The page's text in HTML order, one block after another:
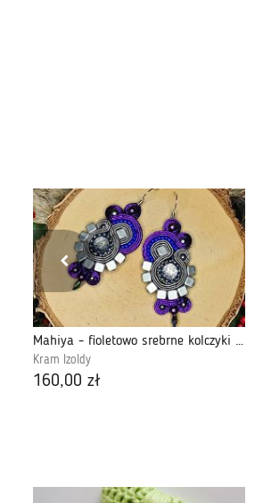
Mahiya - fioletowo srebrne kolczyki sutasz
Kram Izoldy
160,00 zł